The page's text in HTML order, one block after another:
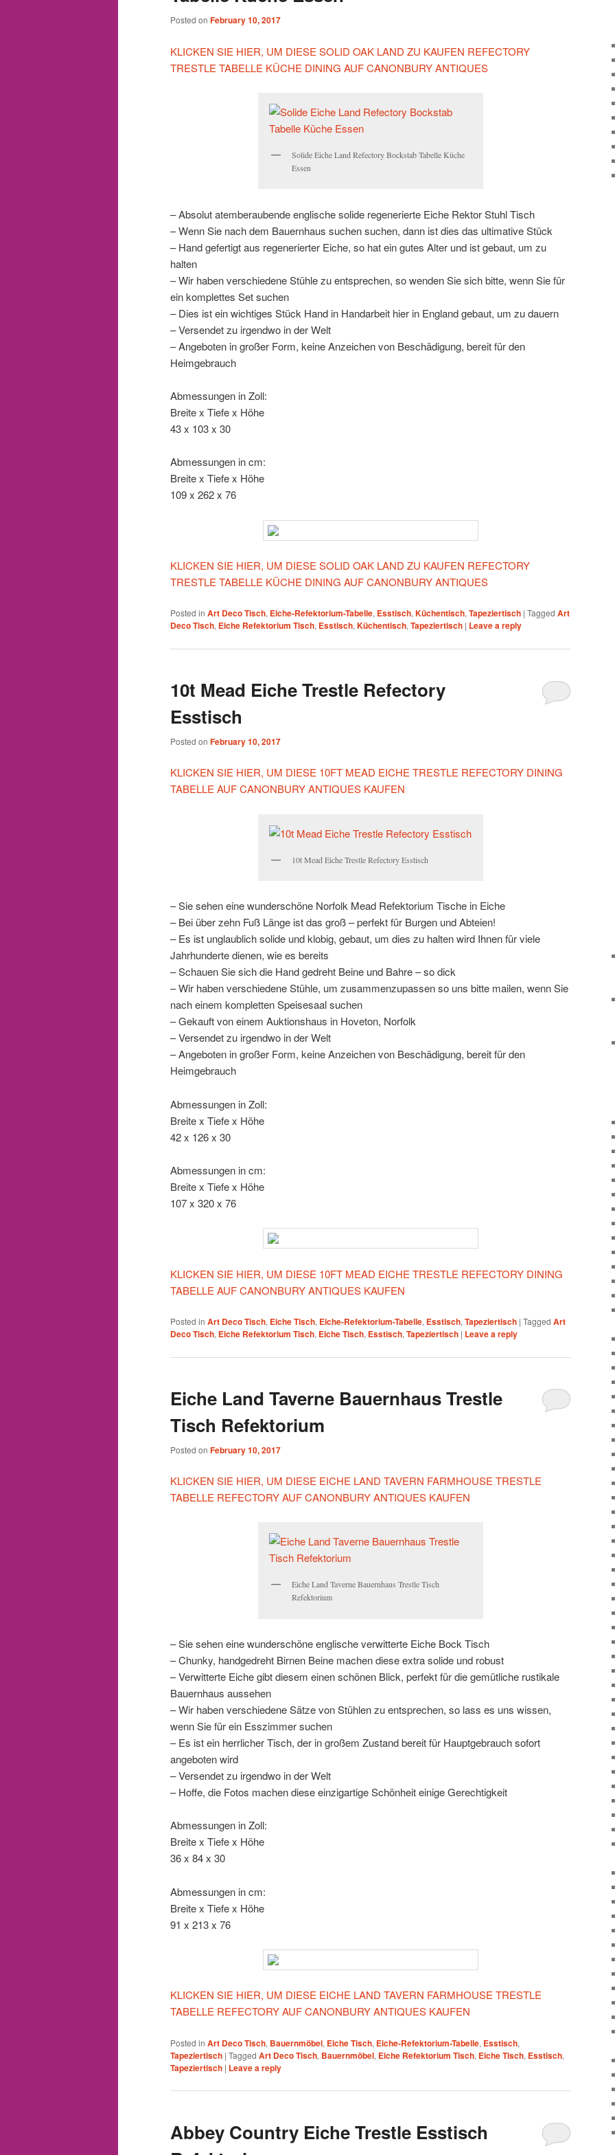
Posted on February 10, 2017
KLICKEN SIE HIER, UM DIESE SOLID OAK LAND ZU KAUFEN REFECTORY
TRESTLE TABELLE KÜCHE DINING AUF CANONBURY ANTIQUES
Solide Eiche Land Refectory Bockstab Tabelle Küche
Essen
– Absolut atemberaubende englische solide regenerierte Eiche Rektor Stuhl Tisch
– Wenn Sie nach dem Bauernhaus suchen suchen, dann ist dies das ultimative Stück
– Hand gefertigt aus regenerierter Eiche, so hat ein gutes Alter und ist gebaut, um zu
halten
– Wir haben verschiedene Stühle zu entsprechen, so wenden Sie sich bitte, wenn Sie für
ein komplettes Set suchen
– Dies ist ein wichtiges Stück Hand in Handarbeit hier in England gebaut, um zu dauern
– Versendet zu irgendwo in der Welt
– Angeboten in großer Form, keine Anzeichen von Beschädigung, bereit für den
Heimgebrauch
Abmessungen in Zoll:
Breite x Tiefe x Höhe
43 x 103 x 30
Abmessungen in cm:
Breite x Tiefe x Höhe
109 x 262 x 76
KLICKEN SIE HIER, UM DIESE SOLID OAK LAND ZU KAUFEN REFECTORY
TRESTLE TABELLE KÜCHE DINING AUF CANONBURY ANTIQUES
Posted in Art Deco Tisch, Eiche-Refektorium-Tabelle, Esstisch, Küchentisch, Tapeziertisch | Tagged Art
Deco Tisch, Eiche Refektorium Tisch, Esstisch, Küchentisch, Tapeziertisch | Leave a reply
10t Mead Eiche Trestle Refectory
Esstisch
Posted on February 10, 2017
KLICKEN SIE HIER, UM DIESE 10FT MEAD EICHE TRESTLE REFECTORY DINING
TABELLE AUF CANONBURY ANTIQUES KAUFEN
10t Mead Eiche Trestle Refectory Esstisch
– Sie sehen eine wunderschöne Norfolk Mead Refektorium Tische in Eiche
– Bei über zehn Fuß Länge ist das groß – perfekt für Burgen und Abteien!
– Es ist unglaublich solide und klobig, gebaut, um dies zu halten wird Ihnen für viele
Jahrhunderte dienen, wie es bereits
– Schauen Sie sich die Hand gedreht Beine und Bahre – so dick
– Wir haben verschiedene Stühle, um zusammenzupassen so uns bitte mailen, wenn Sie
nach einem kompletten Speisesaal suchen
– Gekauft von einem Auktionshaus in Hoveton, Norfolk
– Versendet zu irgendwo in der Welt
– Angeboten in großer Form, keine Anzeichen von Beschädigung, bereit für den
Heimgebrauch
Abmessungen in Zoll:
Breite x Tiefe x Höhe
42 x 126 x 30
Abmessungen in cm:
Breite x Tiefe x Höhe
107 x 320 x 76
KLICKEN SIE HIER, UM DIESE 10FT MEAD EICHE TRESTLE REFECTORY DINING
TABELLE AUF CANONBURY ANTIQUES KAUFEN
Posted in Art Deco Tisch, Eiche Tisch, Eiche-Refektorium-Tabelle, Esstisch, Tapeziertisch | Tagged Art
Deco Tisch, Eiche Refektorium Tisch, Eiche Tisch, Esstisch, Tapeziertisch | Leave a reply
Eiche Land Taverne Bauernhaus Trestle
Tisch Refektorium
Posted on February 10, 2017
KLICKEN SIE HIER, UM DIESE EICHE LAND TAVERN FARMHOUSE TRESTLE
TABELLE REFECTORY AUF CANONBURY ANTIQUES KAUFEN
Eiche Land Taverne Bauernhaus Trestle Tisch
Refektorium
– Sie sehen eine wunderschöne englische verwitterte Eiche Bock Tisch
– Chunky, handgedreht Birnen Beine machen diese extra solide und robust
– Verwitterte Eiche gibt diesem einen schönen Blick, perfekt für die gemütliche rustikale
Bauernhaus aussehen
– Wir haben verschiedene Sätze von Stühlen zu entsprechen, so lass es uns wissen,
wenn Sie für ein Esszimmer suchen
– Es ist ein herrlicher Tisch, der in großem Zustand bereit für Hauptgebrauch sofort
angeboten wird
– Versendet zu irgendwo in der Welt
– Hoffe, die Fotos machen diese einzigartige Schönheit einige Gerechtigkeit
Abmessungen in Zoll:
Breite x Tiefe x Höhe
36 x 84 x 30
Abmessungen in cm:
Breite x Tiefe x Höhe
91 x 213 x 76
KLICKEN SIE HIER, UM DIESE EICHE LAND TAVERN FARMHOUSE TRESTLE
TABELLE REFECTORY AUF CANONBURY ANTIQUES KAUFEN
Posted in Art Deco Tisch, Bauernmöbel, Eiche Tisch, Eiche-Refektorium-Tabelle, Esstisch,
Tapeziertisch | Tagged Art Deco Tisch, Bauernmöbel, Eiche Refektorium Tisch, Eiche Tisch, Esstisch,
Tapeziertisch | Leave a reply
Abbey Country Eiche Trestle Esstisch